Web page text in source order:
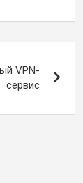
VPN-
сервис